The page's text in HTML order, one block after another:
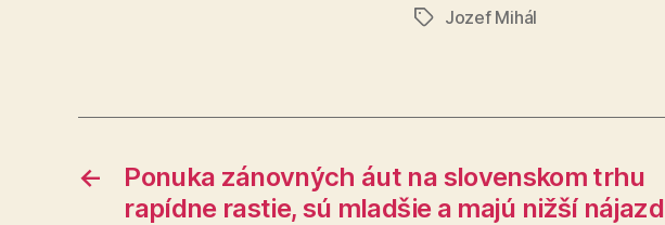
ZnačkyJozef Mihál
←
Ponuka zánovných áut na slovenskom trhu
rapídne rastie, sú mladšie a majú nižší nájazd